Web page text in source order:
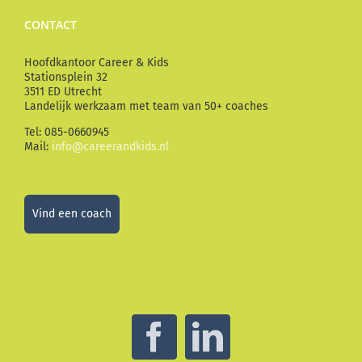
Stationsplein 32
3511 ED Utrecht
Landelijk werkzaam met team van 50+ coaches
Tel: 085-0660945
Mail:info@careerandkids.nl
Vind een coach
Facebook
LinkedIn